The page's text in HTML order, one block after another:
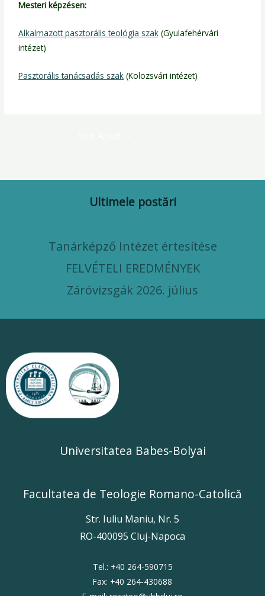
Mesteri képzésen:
Alkalmazott pasztorális teológia szak (Gyulafehérvári
intézet)
Pasztorális tanácsadás szak (Kolozsvári intézet)
Ultimele postări
Tanárképző Intézet értesítése
FELVÉTELI EREDMÉNYEK
Záróvizsgák 2026. július
Universitatea Babes-Bolyai
Facultatea de Teologie Romano-Catolică
Str. Iuliu Maniu, Nr. 5
RO-400095 Cluj-Napoca
Tel.: +40 264-590715
Fax: +40 264-430688